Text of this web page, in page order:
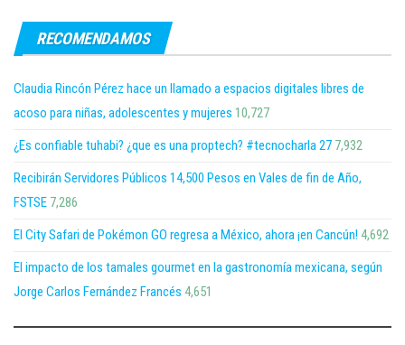
RECOMENDAMOS
Claudia Rincón Pérez hace un llamado a espacios digitales libres de
acoso para niñas, adolescentes y mujeres 10,727
¿Es confiable tuhabi? ¿que es una proptech? #tecnocharla 27 7,932
Recibirán Servidores Públicos 14,500 Pesos en Vales de fin de Año,
FSTSE 7,286
El City Safari de Pokémon GO regresa a México, ahora ¡en Cancún! 4,692
El impacto de los tamales gourmet en la gastronomía mexicana, según
Jorge Carlos Fernández Francés 4,651